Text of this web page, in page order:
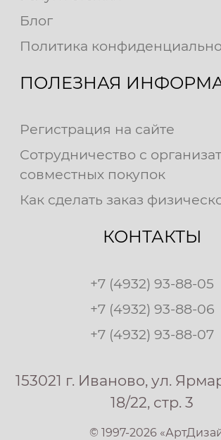
Блог
Политика
ПОЛЕЗНАЯ
Регистрация на сайте
Сотрудничество с
совместных покупок
Как сделать заказ
КОНТАКТЫ
+7 (4932) 93-88-05
+7 (4932) 93-88-06
+7 (4932) 93-88-07
153021 г. Иваново, ул.
18/22, стр. 3
© 1997-2026